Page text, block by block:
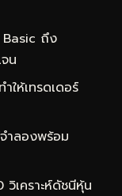
ถึง
น
ห้เทรดเดอร์
ลองพร้อม
เคราะห์ดัชนีหุ้น